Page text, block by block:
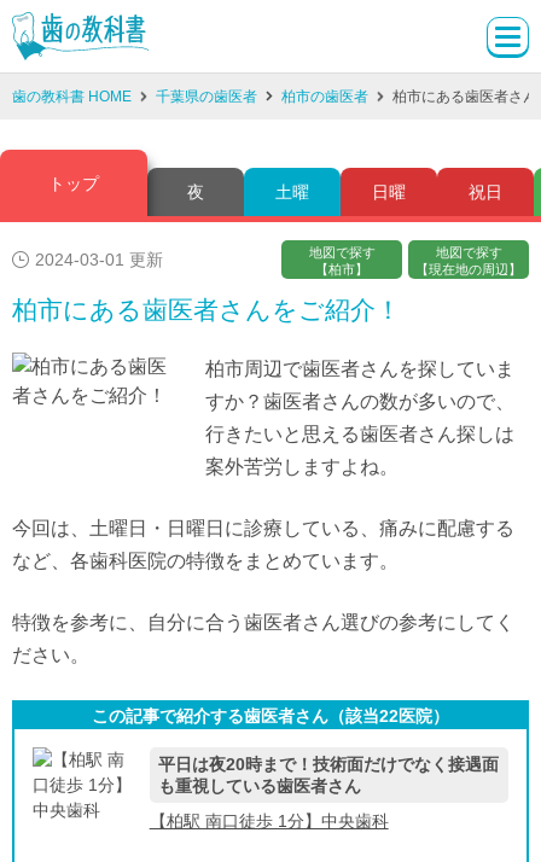
歯の教科書 HOME 千葉県の歯医者 柏市の歯医者 柏市にある歯医者さ
トップ 夜 土曜 日曜 祝日
2024-03-01 更新
地図で探す
【柏市】
地図で探す
【現在地の周辺】
柏市にある歯医者さんをご紹介！
柏市周辺で歯医者さんを探していま
すか？歯医者さんの数が多いので、
行きたいと思える歯医者さん探しは
案外苦労しますよね。
今回は、土曜日・日曜日に診療している、痛みに配慮する
など、各歯科医院の特徴をまとめています。
特徴を参考に、自分に合う歯医者さん選びの参考にしてく
ださい。
この記事で紹介する歯医者さん（該当22医院）
平日は夜20時まで！技術面だけでなく接遇面
も重視している歯医者さん
【柏駅 南口徒歩 1分】中央歯科